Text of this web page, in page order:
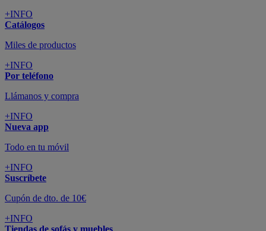
+INFO
Catálogos
Miles de productos
+INFO
Por teléfono
Llámanos y compra
+INFO
Nueva app
Todo en tu móvil
+INFO
Suscríbete
Cupón de dto. de 10€
+INFO
Tiendas de sofás y muebles